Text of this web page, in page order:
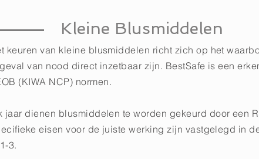
Kleine Blusmiddelen
keuren van kleine blusmiddelen richt zich op het
van nood direct inzetbaar zijn. BestSafe is een
(KIWA NCP) normen.
jaar dienen blusmiddelen te worden gekeurd door een
eisen voor de juiste werking zijn vastgelegd in
3.